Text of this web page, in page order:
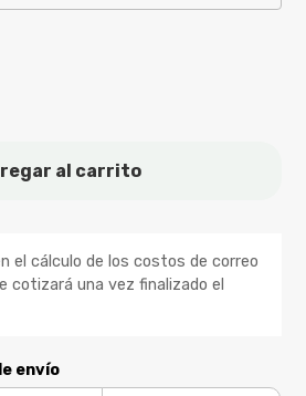
al carrito
el cálculo de los costos de correo
cotizará una vez finalizado el
envío